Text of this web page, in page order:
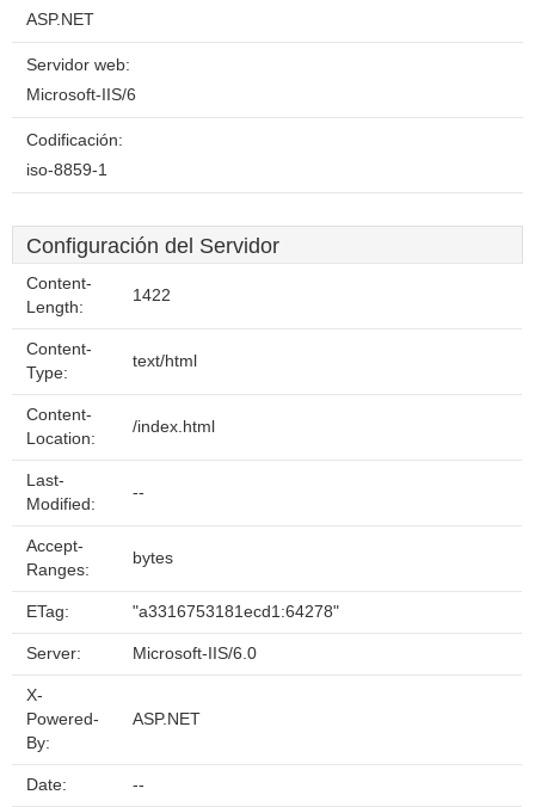
ASP.NET
Servidor web:
Microsoft-IIS/6
Codificación:
iso-8859-1
Configuración del Servidor
Content-
Length:
1422
Content-
Type:
text/html
Content-
Location:
/index.html
Last-
Modified:
--
Accept-
Ranges:
bytes
ETag: "a3316753181ecd1:64278"
Server: Microsoft-IIS/6.0
X-
Powered-
By:
ASP.NET
Date: --